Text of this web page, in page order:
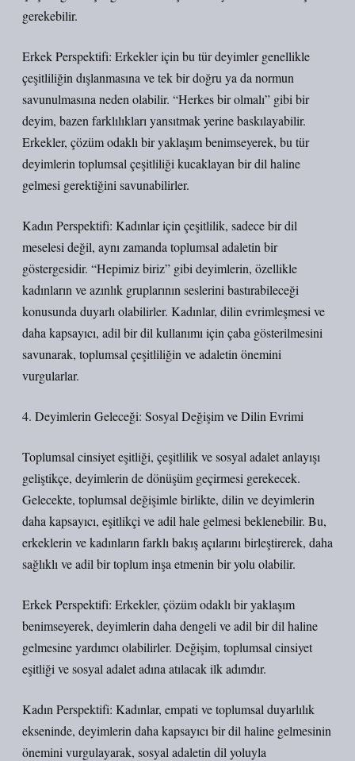
gerekebilir.
Erkek Perspektifi: Erkekler için bu tür deyimler genellikle
çeşitliliğin dışlanmasına ve tek bir doğru ya da normun
savunulmasına neden olabilir. “Herkes bir olmalı” gibi bir
deyim, bazen farklılıkları yansıtmak yerine baskılayabilir.
Erkekler, çözüm odaklı bir yaklaşım benimseyerek, bu tür
deyimlerin toplumsal çeşitliliği kucaklayan bir dil haline
gelmesi gerektiğini savunabilirler.
Kadın Perspektifi: Kadınlar için çeşitlilik, sadece bir dil
meselesi değil, aynı zamanda toplumsal adaletin bir
göstergesidir. “Hepimiz biriz” gibi deyimlerin, özellikle
kadınların ve azınlık gruplarının seslerini bastırabileceği
konusunda duyarlı olabilirler. Kadınlar, dilin evrimleşmesi ve
daha kapsayıcı, adil bir dil kullanımı için çaba gösterilmesini
savunarak, toplumsal çeşitliliğin ve adaletin önemini
vurgularlar.
4. Deyimlerin Geleceği: Sosyal Değişim ve Dilin Evrimi
Toplumsal cinsiyet eşitliği, çeşitlilik ve sosyal adalet anlayışı
geliştikçe, deyimlerin de dönüşüm geçirmesi gerekecek.
Gelecekte, toplumsal değişimle birlikte, dilin ve deyimlerin
daha kapsayıcı, eşitlikçi ve adil hale gelmesi beklenebilir. Bu,
erkeklerin ve kadınların farklı bakış açılarını birleştirerek, daha
sağlıklı ve adil bir toplum inşa etmenin bir yolu olabilir.
Erkek Perspektifi: Erkekler, çözüm odaklı bir yaklaşım
benimseyerek, deyimlerin daha dengeli ve adil bir dil haline
gelmesine yardımcı olabilirler. Değişim, toplumsal cinsiyet
eşitliği ve sosyal adalet adına atılacak ilk adımdır.
Kadın Perspektifi: Kadınlar, empati ve toplumsal duyarlılık
ekseninde, deyimlerin daha kapsayıcı bir dil haline gelmesinin
önemini vurgulayarak, sosyal adaletin dil yoluyla